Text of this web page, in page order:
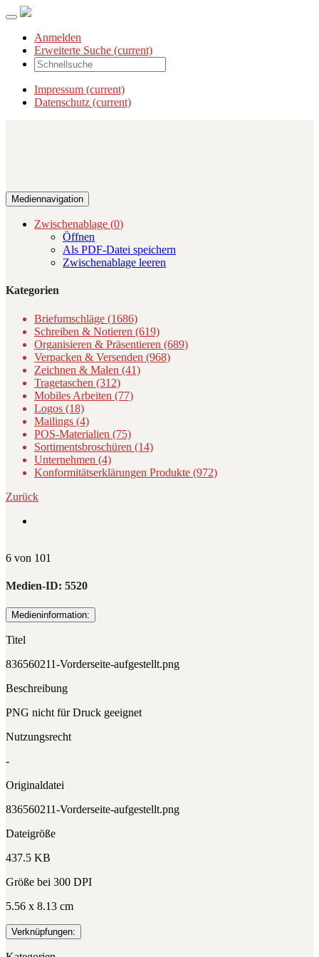
Anmelden
Erweiterte Suche (current)
Impressum (current)
Datenschutz (current)
Mediennavigation
Zwischenablage (0)
Öffnen
Als PDF-Datei speichern
Zwischenablage leeren
Kategorien
Briefumschläge (1686)
Schreiben & Notieren (619)
Organisieren & Präsentieren (689)
Verpacken & Versenden (968)
Zeichnen & Malen (41)
Tragetaschen (312)
Mobiles Arbeiten (77)
Logos (18)
Mailings (4)
POS-Materialien (75)
Sortimentsbroschüren (14)
Unternehmen (4)
Konformitätserklärungen Produkte (972)
Zurück
6 von 101
Medien-ID: 5520
Medieninformation:
Titel
836560211-Vorderseite-aufgestellt.png
Beschreibung
PNG nicht für Druck geeignet
Nutzungsrecht
-
Originaldatei
836560211-Vorderseite-aufgestellt.png
Dateigröße
437.5 KB
Größe bei 300 DPI
5.56 x 8.13 cm
Verknüpfungen: